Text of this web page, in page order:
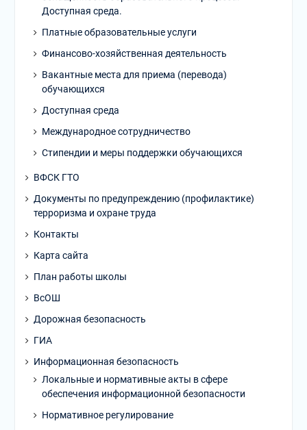
Доступная среда.
Платные образовательные услуги
Финансово-хозяйственная деятельность
Вакантные места для приема (перевода)
обучающихся
Доступная среда
Международное сотрудничество
Стипендии и меры поддержки обучающихся
ВФСК ГТО
Документы по предупреждению (профилактике)
терроризма и охране труда
Контакты
Карта сайта
План работы школы
ВсОШ
Дорожная безопасность
ГИА
Информационная безопасность
Локальные и нормативные акты в сфере
обеспечения информационной безопасности
Нормативное регулирование